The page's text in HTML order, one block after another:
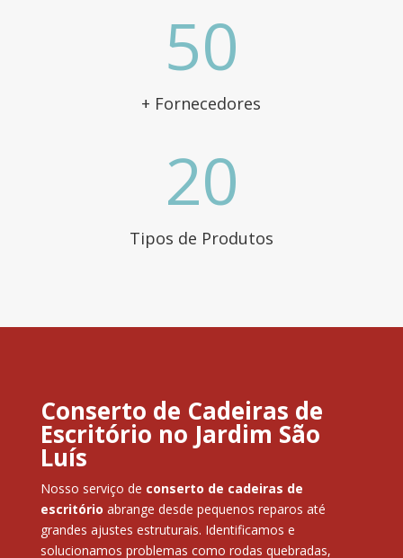
50
+ Fornecedores
20
Tipos de Produtos
Conserto de Cadeiras de
Escritório no Jardim São
Luís
Nosso serviço de conserto de cadeiras de
escritório abrange desde pequenos reparos até
grandes ajustes estruturais. Identificamos e
solucionamos problemas como rodas quebradas,